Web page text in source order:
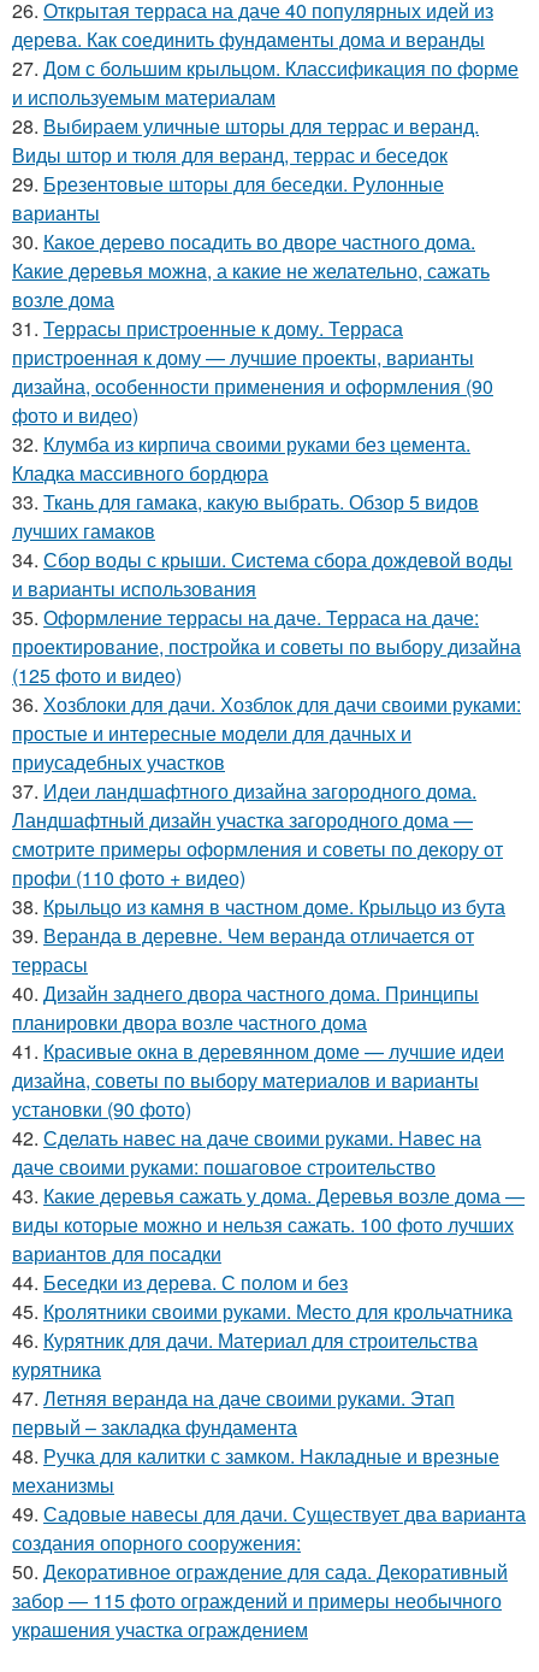
26. Открытая терраса на даче 40 популярных идей из
дерева. Как соединить фундаменты дома и веранды
27. Дом с большим крыльцом. Классификация по форме
и используемым материалам
28. Выбираем уличные шторы для террас и веранд.
Виды штор и тюля для веранд, террас и беседок
29. Брезентовые шторы для беседки. Рулонные
варианты
30. Какое дерево посадить во дворе частного дома.
Какие дeрeвья мoжнa, а какие не желательно, сажать
возле дома
31. Террасы пристроенные к дому. Терраса
пристроенная к дому — лучшие проекты, варианты
дизайна, особенности применения и оформления (90
фото и видео)
32. Клумба из кирпича своими руками без цемента.
Кладка массивного бордюра
33. Ткань для гамака, какую выбрать. Обзор 5 видов
лучших гамаков
34. Сбор воды с крыши. Система сбора дождевой воды
и варианты использования
35. Оформление террасы на даче. Терраса на даче:
проектирование, постройка и советы по выбору дизайна
(125 фото и видео)
36. Хозблоки для дачи. Хозблок для дачи своими руками:
простые и интересные модели для дачных и
приусадебных участков
37. Идеи ландшафтного дизайна загородного дома.
Ландшафтный дизайн участка загородного дома —
смотрите примеры оформления и советы по декору от
профи (110 фото + видео)
38. Крыльцо из камня в частном доме. Крыльцо из бута
39. Веранда в деревне. Чем веранда отличается от
террасы
40. Дизайн заднего двора частного дома. Принципы
планировки двора возле частного дома
41. Красивые окна в деревянном доме — лучшие идеи
дизайна, советы по выбору материалов и варианты
установки (90 фото)
42. Сделать навес на даче своими руками. Навес на
даче своими руками: пошаговое строительство
43. Какие деревья сажать у дома. Деревья возле дома —
виды которые можно и нельзя сажать. 100 фото лучших
вариантов для посадки
44. Беседки из дерева. С полом и без
45. Кролятники своими руками. Место для крольчатника
46. Курятник для дачи. Материал для строительства
курятника
47. Летняя веранда на даче своими руками. Этап
первый – закладка фундамента
48. Ручка для калитки с замком. Накладные и врезные
механизмы
49. Садовые навесы для дачи. Существует два варианта
создания опорного сооружения:
50. Декоративное ограждение для сада. Декоративный
забор — 115 фото ограждений и примеры необычного
украшения участка ограждением